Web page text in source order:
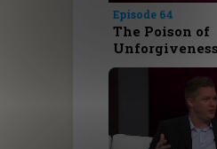
Episode 64
The Poison of
Unforgiveness